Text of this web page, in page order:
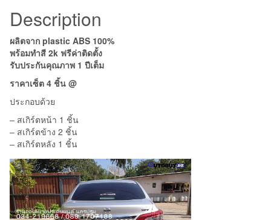
Description
ผลิตจาก plastic ABS 100%
พร้อมทำสี 2k ฟรีค่าติดตั้ง
รับประกันคุณภาพ 1 ปีเต็ม
ราคาเซ็ต 4 ชิ้น @
ประกอบด้วย
– สเกิร์ตหน้า 1 ชิ้น
– สเกิร์ตข้าง 2 ชิ้น
– สเกิร์ตหลัง 1 ชิ้น